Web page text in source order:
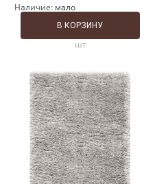
Наличие: мало
шт
В КОРЗИНУ